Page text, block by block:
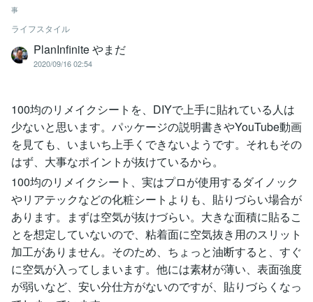
事
ライフスタイル
PlanInfinite やまだ
2020/09/16 02:54
100均のリメイクシートを、DIYで上手に貼れている人は
少ないと思います。パッケージの説明書きやYouTube動画
を見ても、いまいち上手くできないようです。それもその
はず、大事なポイントが抜けているから。
100均のリメイクシート、実はプロが使用するダイノック
やリアテックなどの化粧シートよりも、貼りづらい場合が
あります。まずは空気が抜けづらい。大きな面積に貼るこ
とを想定していないので、粘着面に空気抜き用のスリット
加工がありません。そのため、ちょっと油断すると、すぐ
に空気が入ってしまいます。他には素材が薄い、表面強度
が弱いなど、安い分仕方がないのですが、貼りづらくなっ